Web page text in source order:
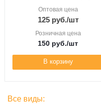
Оптовая цена
125руб./шт
Розничная цена
150 руб./шт
В корзину
Все виды: